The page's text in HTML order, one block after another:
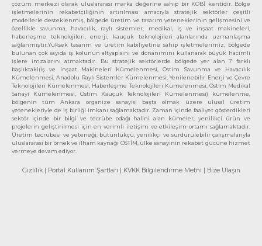
çözüm merkezi olarak uluslararası marka değerine sahip bir KOBİ kentidir. Bölge
işletmelerinin rekabetçiliğinin artırılması amacıyla stratejik sektörler çeşitli
modellerle desteklenmiş, bölgede üretim ve tasarım yeteneklerinin gelişmesini ve
özellikle savunma, havacılık, raylı sistemler, medikal, iş ve inşaat makineleri,
haberleşme teknolojileri, enerji, kauçuk teknolojileri alanlarında uzmanlaşma
sağlanmıştır.Yüksek tasarım ve üretim kabiliyetine sahip işletmelerimiz, bölgede
bulunan çok sayıda iş kolunun altyapısını ve donanımını kullanarak büyük hacimli
işlere imzalarını atmaktadır. Bu stratejik sektörlerde bölgede yer alan 7 farklı
başlıktaki(İş ve inşaat Makineleri Kümelenmesi, Ostim Savunma ve Havacılık
Kümelenmesi, Anadolu Raylı Sistemler Kümelenmesi, Yenilenebilir Enerji ve Çevre
Teknolojileri Kümelenmesi, Haberleşme Teknolojileri Kümelenmesi, Ostim Medikal
Sanayi Kümelenmesi, Ostim Kauçuk Teknolojileri Kümelenmesi) kümelenme,
bölgenin tüm Ankara organize sanayisi başta olmak üzere ulusal üretim
yetenekleriyle de iş birliği imkanı sağlamaktadır. Zaman içinde faaliyet gösterdikleri
sektör içinde bir bilgi ve tecrübe odağı halini alan kümeler, yenilikçi ürün ve
projelerin geliştirilmesi için en verimli iletişim ve etkileşim ortamı sağlamaktadır.
Üretim tecrübesi ve yeteneği; bütünlükçü, yenilikçi ve sürdürülebilir çalışmalarıyla
uluslararası bir örnek ve ilham kaynağı OSTİM, ülke sanayinin rekabet gücüne hizmet
vermeye devam ediyor.
Gizlilik | Portal Kullanım Şartları | KVKK Bilgilendirme Metni | Bize Ulaşın